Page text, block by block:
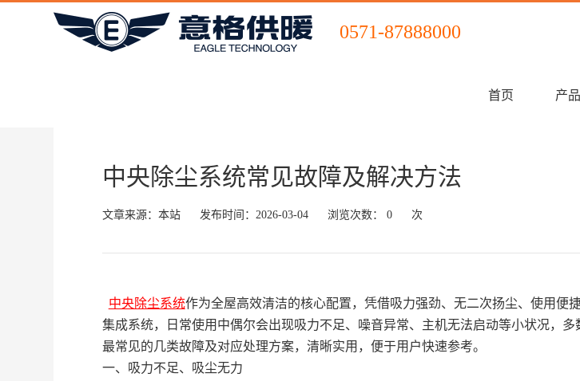
0571-87888000
首页 产
中央除尘系统常见故障及解决方法
文章来源：本站 发布时间：2026-03-04 浏览次数： 0 次
中央除尘系统作为全屋高效清洁的核心配置，凭借吸力强劲、无二次扬尘、使用
集成系统，日常使用中偶尔会出现吸力不足、噪音异常、主机无法启动等小状况，
最常见的几类故障及对应处理方案，清晰实用，便于用户快速参考。
一、吸力不足、吸尘无力